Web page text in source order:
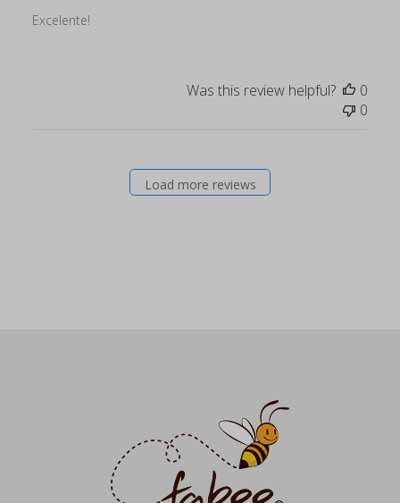
Excelente!
Was this review helpful?
0
0
Load more reviews